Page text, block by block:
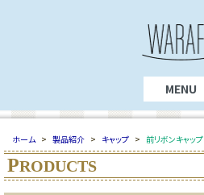
MENU
ホーム > 製品紹介 > キャップ > 前リボンキャップ
PRODUCTS